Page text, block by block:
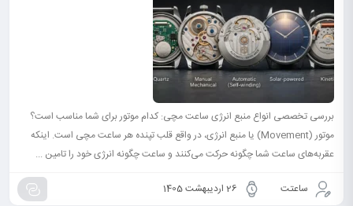
بررسی تخصصی انواع منبع انرژی ساعت مچی: کدام موتور برای شما مناسب است؟
موتور (Movement) یا منبع انرژی، در واقع قلب تپنده هر ساعت مچی است. اینکه
عقربه‌های ساعت شما چگونه حرکت می‌کنند و ساعت چگونه انرژی خود را تامین ...
ساعتت 26 اردیبهشت 1405